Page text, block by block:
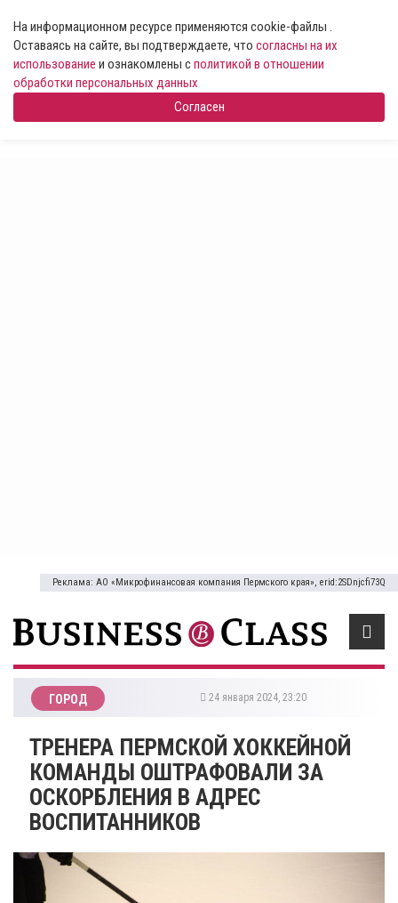
На информационном ресурсе применяются cookie-файлы .
Оставаясь на сайте, вы подтверждаете, что согласны на их
использование и ознакомлены сполитикой в отношении
обработки персональных данных
Согласен
Реклама: АО «Микрофинансовая компания Пермского края», erid:2SDnjcfi73Q
ГОРОД 24 января 2024, 23:20
​ТРЕНЕРА ПЕРМСКОЙ ХОККЕЙНОЙ
КОМАНДЫ ОШТРАФОВАЛИ ЗА
ОСКОРБЛЕНИЯ В АДРЕС
ВОСПИТАННИКОВ